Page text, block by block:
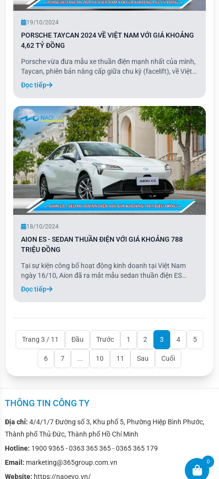
19/10/2024
PORSCHE TAYCAN 2024 VỀ VIỆT NAM VỚI GIÁ KHOẢNG
4,62 TỶ ĐỒNG
Porsche vừa đưa mẫu xe thuần điện mạnh nhất của mình,
Taycan, phiên bản nâng cấp giữa chu kỳ (facelift), về Việt
Nam chưa đầy một năm sau khi ra mắt toàn cầu. Xe có
những cải tiến nhẹ về ngoại thất và tăng hiệu suất môtơ ở
cầu sau. Taycan vẫn được bán ra
Đọc tiếp
18/10/2024
AION ES - SEDAN THUẦN ĐIỆN VỚI GIÁ KHOẢNG 788
TRIỆU ĐỒNG
Tại sự kiện công bố hoạt động kinh doanh tại Việt Nam
ngày 16/10, Aion đã ra mắt mẫu sedan thuần điện ES
cùng với Y Plus. Mẫu xe điện này có tầm hoạt động 442
km, trang bị môtơ mạnh 134 mã lực, thuộc phân khúc D về
kích thước tổng thể nhưng có trục cơ sở
Đọc tiếp
Trang 3 / 11 Đầu Trước 1 2 3 4 5
6 7 ... 10 11 Sau Cuối
THÔNG TIN CÔNG TY
Địa chỉ: 4/4/1/7 Đường số 3, Khu phố 5, Phường Hiệp Bình Phước,
Thành phố Thủ Đức, Thành phố Hồ Chí Minh
Hotline: 1900 9365 - 0363 365 365 - 0365 365 179
Email: marketing@365group.com.vn
Website: https://naoevo.vn/
0